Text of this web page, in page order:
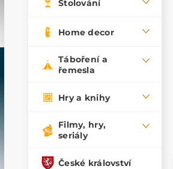
Stolování
Home decor
Táboření a
řemesla
Hry a knihy
Filmy, hry,
seriály
České království